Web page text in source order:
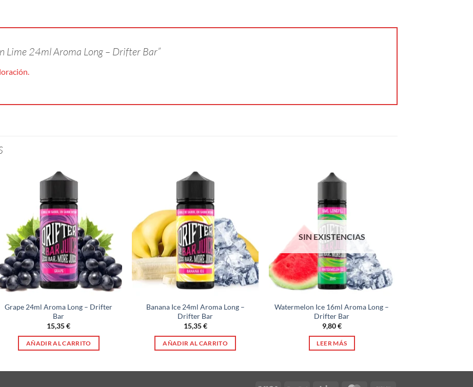
Lime 24ml Aroma Long – Drifter Bar”
Grape 24ml Aroma Long – Drifter
Bar
15,35€
AÑADIR AL CARRITO
Banana Ice 24ml Aroma Long –
Drifter Bar
15,35€
AÑADIR AL CARRITO
SIN EXISTENCIAS
Watermelon Ice 16ml Aroma Long –
Drifter Bar
9,80€
LEER MÁS